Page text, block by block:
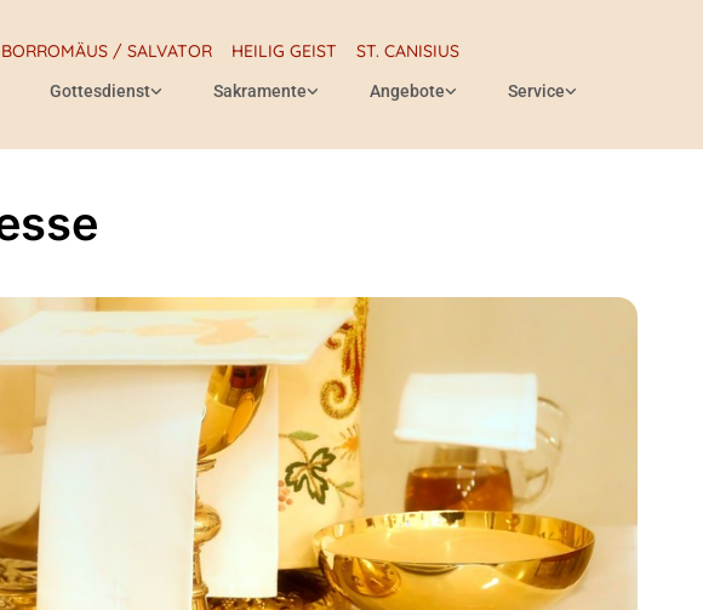
/ SALVATOR HEILIG GEIST ST. CANISIUS
Gottesdienst Sakramente Angebote Service